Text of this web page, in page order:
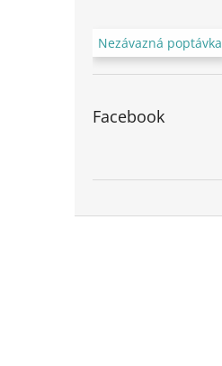
Nezávazná poptávka
Facebook